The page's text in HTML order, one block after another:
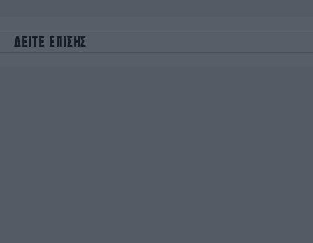
ΔΕΙΤΕ ΕΠΙΣΗΣ